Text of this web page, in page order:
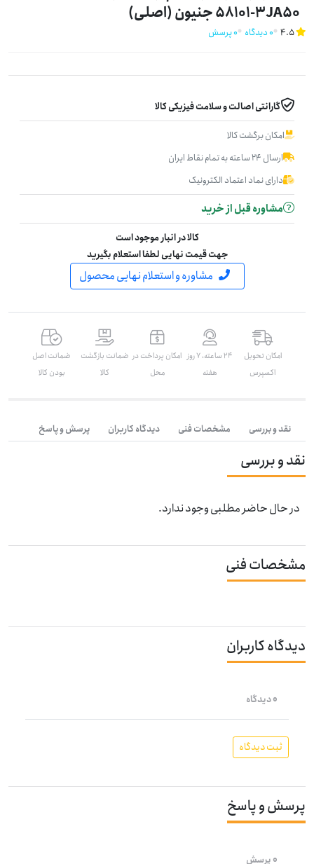
58101-3JA50 جنیون (اصلی)
4.5 0 دیدگاه 0 پرسش
گارانتی اصالت و سلامت فیزیکی کالا
امکان برگشت کالا
ارسال ۲۴ ساعته به تمام نقاط ایران
دارای نماد اعتماد الکترونیک
مشاوره قبل از خرید
کالا در انبار موجود است
جهت قیمت نهایی لطفا استعلام بگیرید
مشاوره و استعلام نهایی محصول
امکان تحویل
اکسپرس
۲۴ ساعته، ۷ روز
هفته
امکان پرداخت در
محل
ضمانت بازگشت
کالا
ضمانت اصل
بودن کالا
نقد و بررسی مشخصات فنی دیدگاه کاربران پرسش و پاسخ
نقد و بررسی
در حال حاضر مطلبی وجود ندارد.
مشخصات فنی
دیدگاه کاربران
0 دیدگاه
ثبت دیدگاه
پرسش و پاسخ
0 پرسش